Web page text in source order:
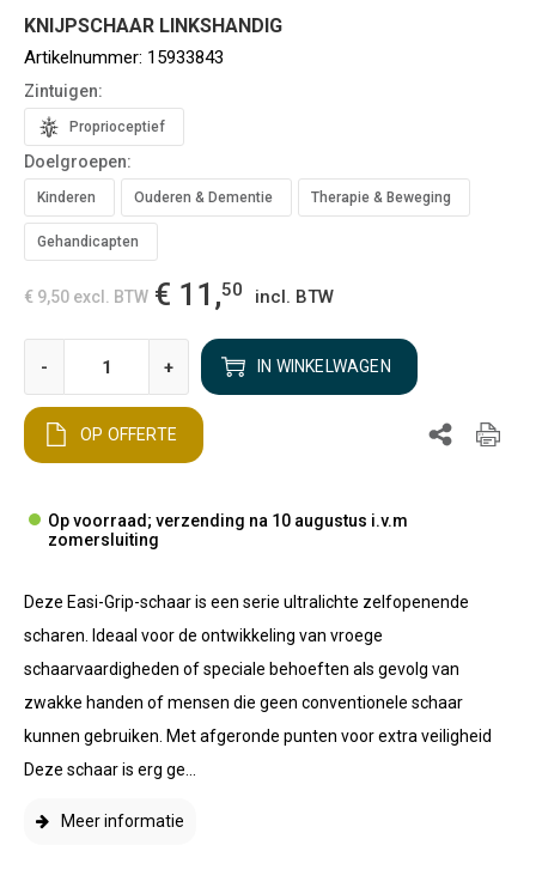
KNIJPSCHAAR LINKSHANDIG
Artikelnummer: 15933843
Zintuigen:
Proprioceptief
Doelgroepen:
Kinderen Ouderen & Dementie Therapie & Beweging
Gehandicapten
€ 9,50 excl. BTW € 11,50 incl. BTW
- + IN WINKELWAGEN
OP OFFERTE
Op voorraad; verzending na 10 augustus i.v.m
zomersluiting
Deze Easi-Grip-schaar is een serie ultralichte zelfopenende
scharen. Ideaal voor de ontwikkeling van vroege
schaarvaardigheden of speciale behoeften als gevolg van
zwakke handen of mensen die geen conventionele schaar
kunnen gebruiken. Met afgeronde punten voor extra veiligheid
Deze schaar is erg ge...
Meer informatie